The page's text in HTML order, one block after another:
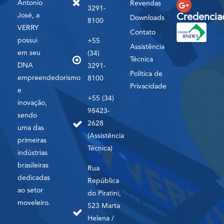
Antonio
José, a
VERRY
possui
em seu
DNA
empreendedorismo
e
inovação,
sendo
uma das
primeiras
indústrias
brasileiras
dedicadas
ao setor
moveleiro.
3291-
8100
+55
(34)
3291-
8100
+55 (34)
98423-
2628
(Assistência
Técnica)
Rua
República
do Piratini,
523 Marta
Helena /
Revendas
Downloads
Contato
Assistência
Técnica
Política de
Privacidade